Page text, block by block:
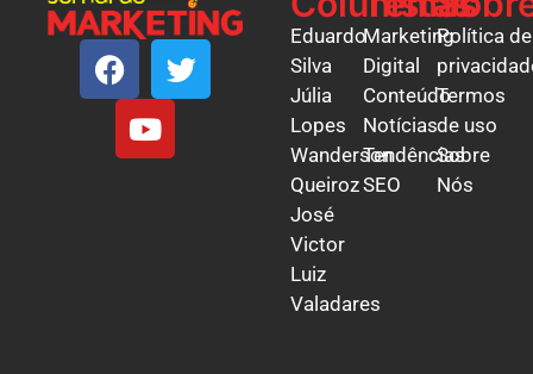
Eduardo
Silva
Júlia
Lopes
Wanderson
Queiroz
José
Victor
Luiz
Valadares
Marketing
Digital
Conteúdo
Notícias
Tendências
SEO
Política de
Termos
de uso
Sobre
Nós